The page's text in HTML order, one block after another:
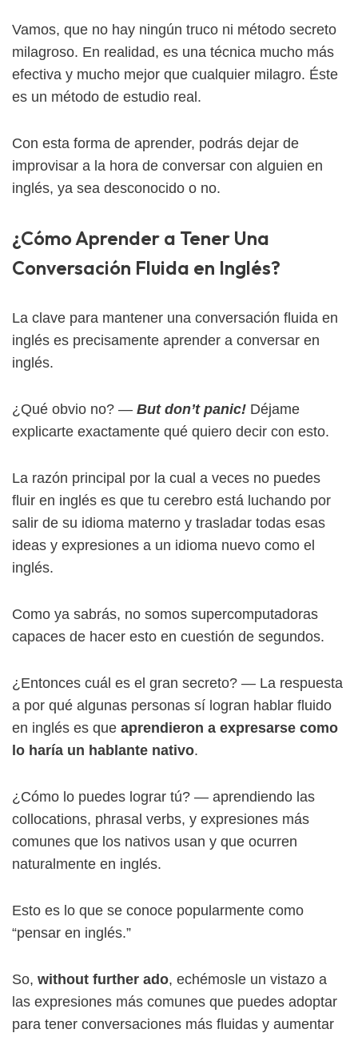
Vamos, que no hay ningún truco ni método secreto
milagroso. En realidad, es una técnica mucho más
efectiva y mucho mejor que cualquier milagro. Éste
es un método de estudio real.
Con esta forma de aprender, podrás dejar de
improvisar a la hora de conversar con alguien en
inglés, ya sea desconocido o no.
¿Cómo Aprender a Tener Una
Conversación Fluida en Inglés?
La clave para mantener una conversación fluida en
inglés es precisamente aprender a conversar en
inglés.
¿Qué obvio no? — But don’t panic! Déjame
explicarte exactamente qué quiero decir con esto.
La razón principal por la cual a veces no puedes
fluir en inglés es que tu cerebro está luchando por
salir de su idioma materno y trasladar todas esas
ideas y expresiones a un idioma nuevo como el
inglés.
Como ya sabrás, no somos supercomputadoras
capaces de hacer esto en cuestión de segundos.
¿Entonces cuál es el gran secreto? — La respuesta
a por qué algunas personas sí logran hablar fluido
en inglés es que aprendieron a expresarse como
lo haría un hablante nativo.
¿Cómo lo puedes lograr tú? — aprendiendo las
collocations, phrasal verbs, y expresiones más
comunes que los nativos usan y que ocurren
naturalmente en inglés.
Esto es lo que se conoce popularmente como
“pensar en inglés.”
So, without further ado, echémosle un vistazo a
las expresiones más comunes que puedes adoptar
para tener conversaciones más fluidas y aumentar